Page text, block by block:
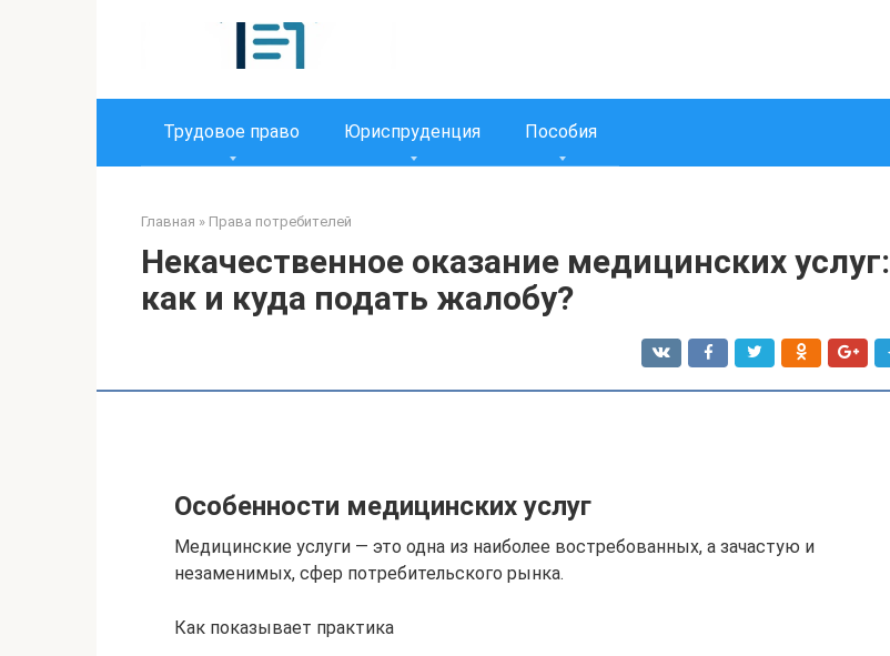
Трудовое право Юриспруденция Пособия
Главная » Права потребителей
Некачественное оказание медицинских услуг:
как и куда подать жалобу?
Особенности медицинских услуг
Медицинские услуги — это одна из наиболее востребованных, а зачастую и
незаменимых, сфер потребительского рынка.
Как показывает практика